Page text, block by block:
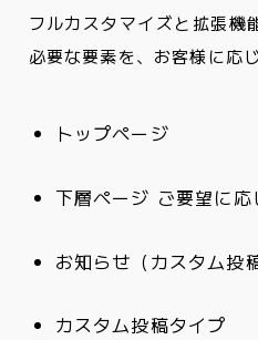
フルカスタマイズと拡張機
必要な要素を、お客様に応
トップページ
下層ページ ご要望に応
お知らせ（カスタム投
カスタム投稿タイプ